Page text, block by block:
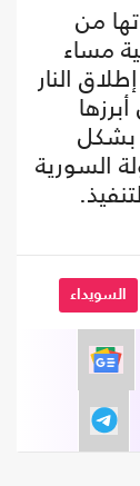
من
مساء
النار
ينصّ أبرزها
بشكل
السورية
السويداء